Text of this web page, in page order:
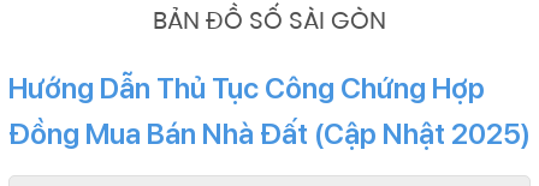
BẢN ĐỒ SỐ SÀI GÒN
Hướng Dẫn Thủ Tục Công Chứng Hợp
Đồng Mua Bán Nhà Đất (Cập Nhật 2025)